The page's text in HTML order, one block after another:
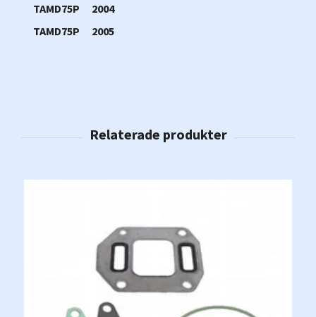
TAMD75P
2004
TAMD75P
2005